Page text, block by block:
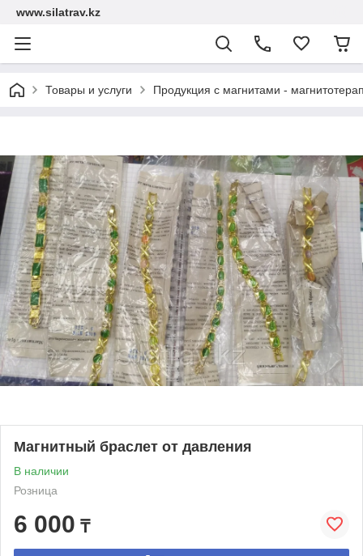
www.silatrav.kz
Товары и услуги Продукция с магнитами -
Магнитный браслет от давления
В наличии
Розница
6 000 ₸